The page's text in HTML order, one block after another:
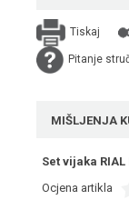
Tiskaj
Pitanje
MIŠLJENJA
Set vijaka RIAL
Ocjena artikla